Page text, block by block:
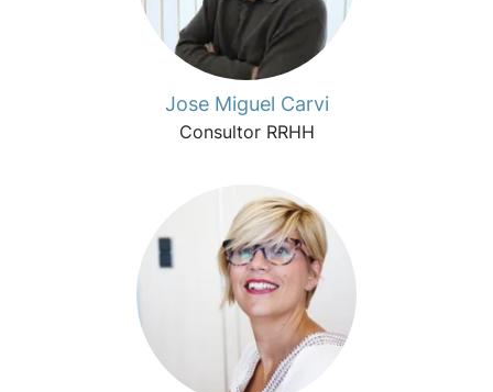
Jose Miguel Carvi
Consultor RRHH